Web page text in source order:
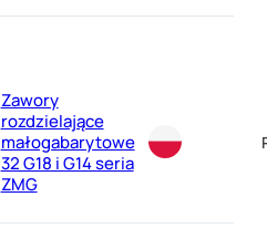
Zawory
rozdzielające
małogabarytowe
32 G18 i G14 seria
ZMG